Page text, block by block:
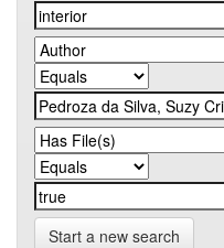
Start a new search